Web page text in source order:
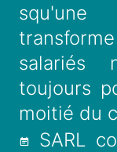
salariés
toujours
moitié du
SARL